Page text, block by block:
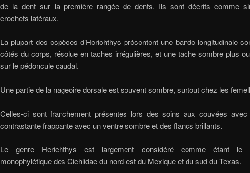
de la dent sur la première rangée de dents. Ils sont décrits comme
crochets latéraux.
La plupart des espèces d’Herichthys présentent une bande longitudinale
côtés du corps, résolue en taches irrégulières, et une tache sombre plus
sur le pédoncule caudal.
Une partie de la nageoire dorsale est souvent sombre, surtout chez les
Celles-ci sont franchement présentes lors des soins aux couvées avec
contrastante frappante avec un ventre sombre et des flancs brillants.
Le genre Herichthys est largement considéré comme étant le
monophylétique des Cichlidae du nord-est du Mexique et du sud du Texas.